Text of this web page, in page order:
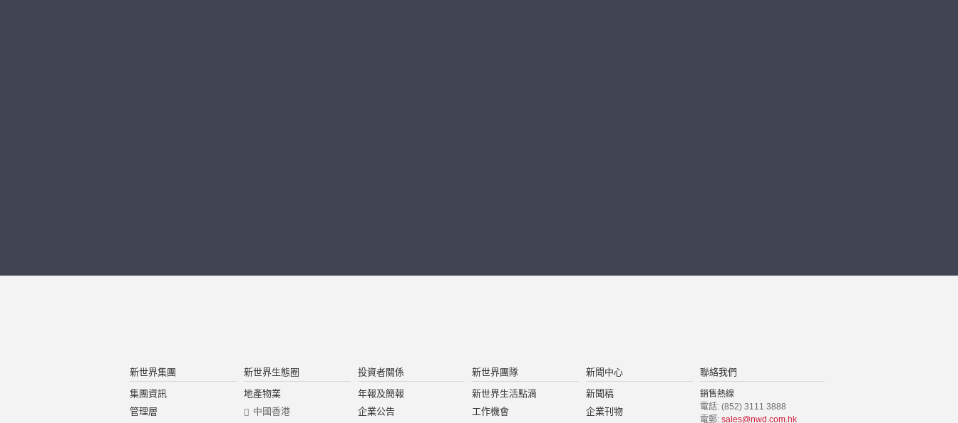
新世界集團
集團資訊
管理層
新世界生態圈
地產物業
中國香港
投資者關係
年報及簡報
企業公告
新世界團隊
新世界生活點滴
工作機會
新聞中心
新聞稿
企業刊物
聯絡我們
銷售熱線
電話: (852) 3111 3888
電郵: sales@nwd.com.hk